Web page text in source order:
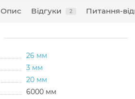
Опис Відгуки 2 Питання-
26 мм
3 мм
20 мм
6000 мм